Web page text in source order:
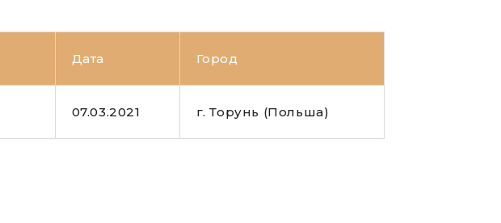
Дата Город
07.03.2021 г. Торунь (Польша)